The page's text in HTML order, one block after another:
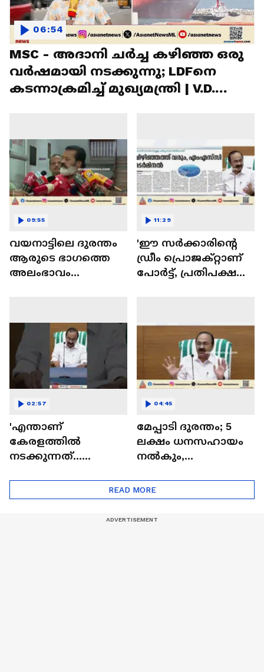
MSC - അദാനി ചർച്ച കഴിഞ്ഞ ഒരു
വർഷമായി നടക്കുന്നു; LDFനെ
കടന്നാക്രമിച്ച് മുഖ്യമന്ത്രി | V.D.
06:54
വയനാട്ടിലെ ദുരന്തം
ആരുടെ ഭാഗത്തെ
അലംഭാവം
09:55
'ഈ സർക്കാരിന്റെ
ഡ്രീം പ്രൊജക്റ്റാണ്
പോർട്ട്, പ്രതിപക്ഷ
11:29
'എന്താണ്
കേരളത്തില്‍
നടക്കുന്നത്...
ദേശാഭിമാനിയുടെ
02:57
മേപ്പാടി ദുരന്തം; 5
ലക്ഷം ധനസഹായം
നൽകും,
എതിർത്തപ്പോൾ
വികസന
04:45
READ MORE